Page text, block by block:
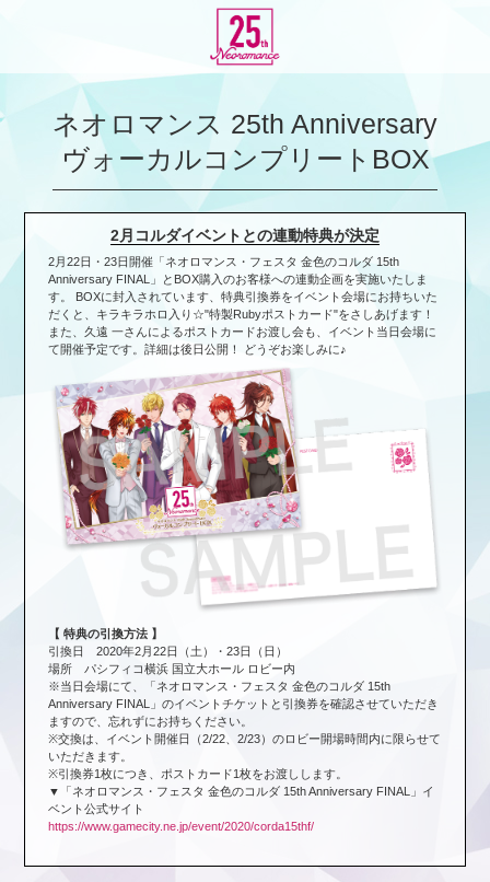
ネオロマンス 25th Anniversary
ヴォーカルコンプリートBOX
2月コルダイベントとの連動特典が決定
2月22日・23日開催「ネオロマンス・フェスタ 金色のコルダ 15th
Anniversary FINAL」とBOX購入のお客様への連動企画を実施いたしま
す。 BOXに封入されています、特典引換券をイベント会場にお持ちいた
だくと、キラキラホロ入り☆"特製Rubyポストカード"をさしあげます！
また、久遠 一さんによるポストカードお渡し会も、イベント当日会場に
て開催予定です。詳細は後日公開！ どうぞお楽しみに♪
【 特典の引換方法 】
引換日 2020年2月22日（土）・23日（日）
場所 パシフィコ横浜 国立大ホール ロビー内
※当日会場にて、「ネオロマンス・フェスタ 金色のコルダ 15th
Anniversary FINAL」のイベントチケットと引換券を確認させていただき
ますので、忘れずにお持ちください。
※交換は、イベント開催日（2/22、2/23）のロビー開場時間内に限らせて
いただきます。
※引換券1枚につき、ポストカード1枚をお渡しします。
▼「ネオロマンス・フェスタ 金色のコルダ 15th Anniversary FINAL」イ
ベント公式サイト
https://www.gamecity.ne.jp/event/2020/corda15thf/